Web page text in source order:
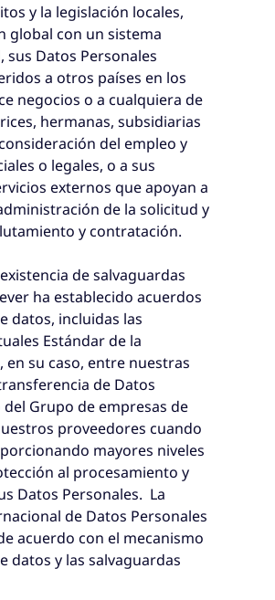
y la legislación locales,
global con un sistema
Datos Personales
a otros países en los
negocios o a cualquiera de
hermanas, subsidiarias
del empleo y
o legales, o a sus
externos que apoyan a
de la solicitud y
y contratación.
de salvaguardas
ha establecido acuerdos
datos, incluidas las
Estándar de la
en su caso, entre nuestras
de Datos
Grupo de empresas de
proveedores cuando
mayores niveles
al procesamiento y
Datos Personales. La
de Datos Personales
acuerdo con el mecanismo
datos y las salvaguardas